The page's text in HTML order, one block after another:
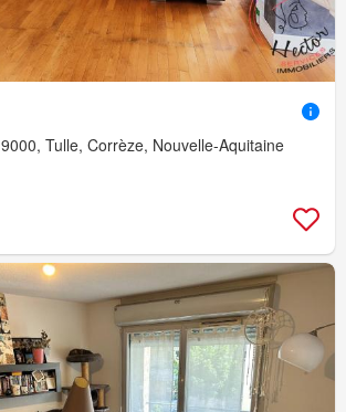
Tulle, Corrèze, Nouvelle-Aquitaine